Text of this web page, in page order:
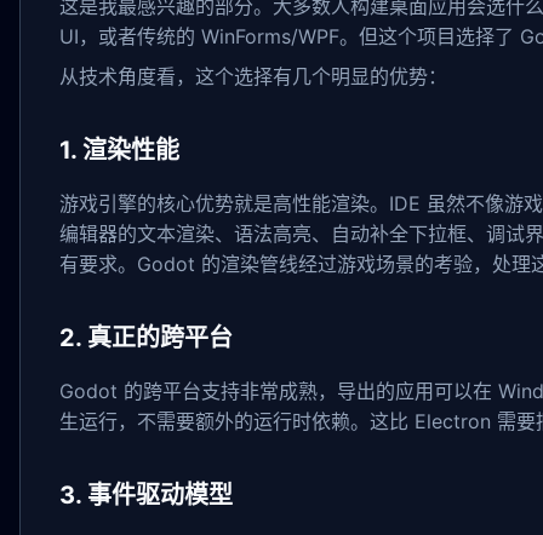
这是我最感兴趣的部分。大多数人构建桌面应用会选什
UI，或者传统的 WinForms/WPF。但这个项目选择了
从技术角度看，这个选择有几个明显的优势：
1. 渲染性能
游戏引擎的核心优势就是高性能渲染。IDE 虽然不像游
编辑器的文本渲染、语法高亮、自动补全下拉框、调试
有要求。Godot 的渲染管线经过游戏场景的考验，处理
2. 真正的跨平台
Godot 的跨平台支持非常成熟，导出的应用可以在
生运行，不需要额外的运行时依赖。这比 Electron 需
3. 事件驱动模型